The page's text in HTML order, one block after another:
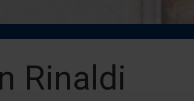
Rinaldi